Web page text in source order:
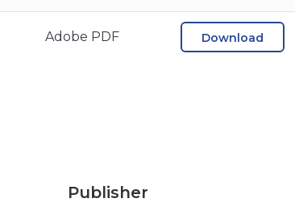
Adobe PDF Download
Publisher